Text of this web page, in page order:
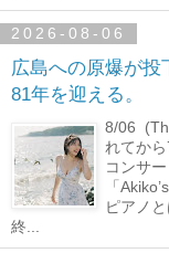
2026-08-06
広島への原爆が投
81年を迎える。
8/06
れてか
コンサ
「
ピアノ
終...